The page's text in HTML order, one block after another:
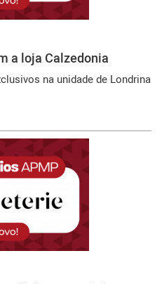
a loja Calzedonia
na unidade de Londrina